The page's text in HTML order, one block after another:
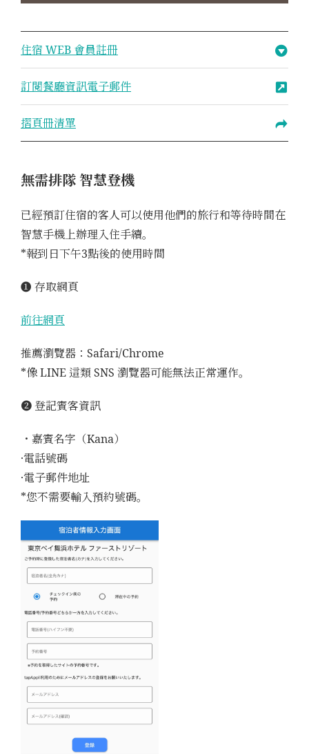
住宿 WEB 會員註冊
訂閱餐廳資訊電子郵件
摺頁冊清單
無需排隊 智慧登機
已經預訂住宿的客人可以使用他們的旅行和等待時間在
智慧手機上辦理入住手續。
*報到日下午3點後的使用時間
➊ 存取網頁
前往網頁
推薦瀏覽器：Safari/Chrome
*像 LINE 這類 SNS 瀏覽器可能無法正常運作。
➋ 登記賓客資訊
・嘉賓名字（Kana）
·電話號碼
·電子郵件地址
*您不需要輸入預約號碼。